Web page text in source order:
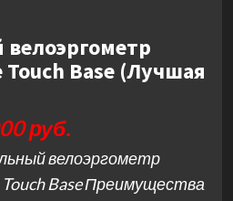
Base (Лучшая
руб.
велоэргометр
Base Преимущества